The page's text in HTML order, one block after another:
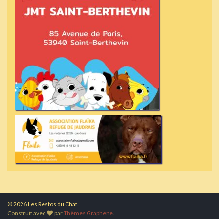
© 2026 Les Restos du Chat.
Construit avec
parThèmes Graphene